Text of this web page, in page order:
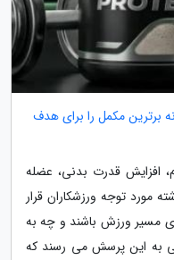
برترین مکمل را برای هدف
افزایش قدرت بدنی، عضله
مورد توجه ورزشکاران قرار
مسیر ورزش باشند و چه به
به این پرسش می رسند که